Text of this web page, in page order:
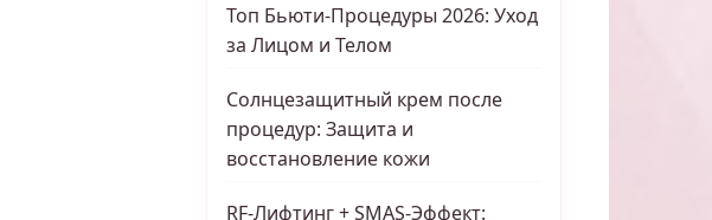
Топ Бьюти-Процедуры 2026: Уход
за Лицом и Телом
Солнцезащитный крем после
процедур: Защита и
восстановление кожи
RF-Лифтинг + SMAS-Эффект: